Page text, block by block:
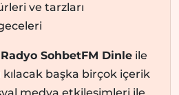
ve tarzları
Radyo SohbetFM Dinle ile
kılacak başka birçok içerik